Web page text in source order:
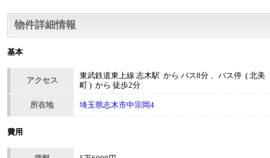
物件詳細情報
基本
アクセス
東武鉄道東上線 志木駅 から バス8分 、バス停 ( 北美
町 ) から 徒歩2分
所在地 埼玉県志木市中宗岡4
費用